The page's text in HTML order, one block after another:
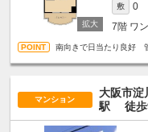
敷 0
7階 ワ
南向きで日当たり良好
マンション
大阪市
駅
徒